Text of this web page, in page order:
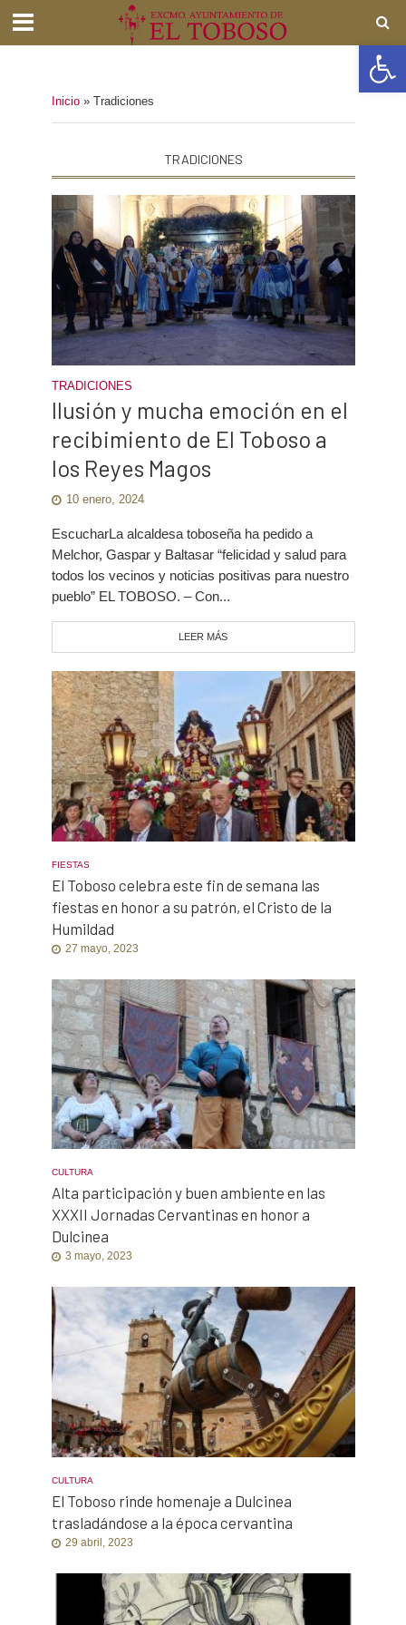
Inicio» Tradiciones
TRADICIONES
TRADICIONES
Ilusión y mucha emoción en el
recibimiento de El Toboso a
los Reyes Magos
10 enero, 2024
EscucharLa alcaldesa toboseña ha pedido a
Melchor, Gaspar y Baltasar “felicidad y salud para
todos los vecinos y noticias positivas para nuestro
pueblo” EL TOBOSO. – Con...
LEER MÁS
FIESTAS
El Toboso celebra este fin de semana las
fiestas en honor a su patrón, el Cristo de la
Humildad
27 mayo, 2023
CULTURA
Alta participación y buen ambiente en las
XXXII Jornadas Cervantinas en honor a
Dulcinea
3 mayo, 2023
CULTURA
El Toboso rinde homenaje a Dulcinea
trasladándose a la época cervantina
29 abril, 2023
Abrir barra de herramientas